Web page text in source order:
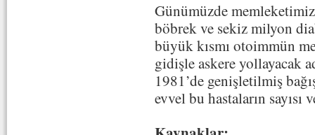
Günümüzde
böbrek ve sekiz milyon
büyük kısmı otoimmün
gidişle askere yollayacak
1981’de genişletilmiş
evvel bu hastaların sayısı